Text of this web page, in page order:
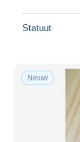
Statuut
Nieuw